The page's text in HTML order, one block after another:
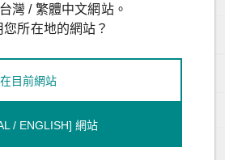
灣 / 繁體中文網站。
所在地的網站？
目前網站
/ ENGLISH] 網站